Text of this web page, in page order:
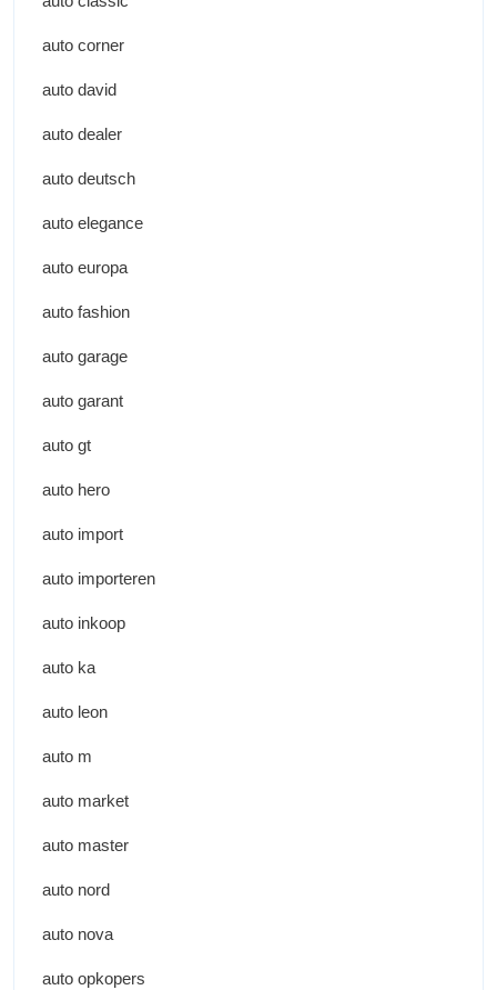
auto corner
auto david
auto dealer
auto deutsch
auto elegance
auto europa
auto fashion
auto garage
auto garant
auto gt
auto hero
auto import
auto importeren
auto inkoop
auto ka
auto leon
auto m
auto market
auto master
auto nord
auto nova
auto opkopers